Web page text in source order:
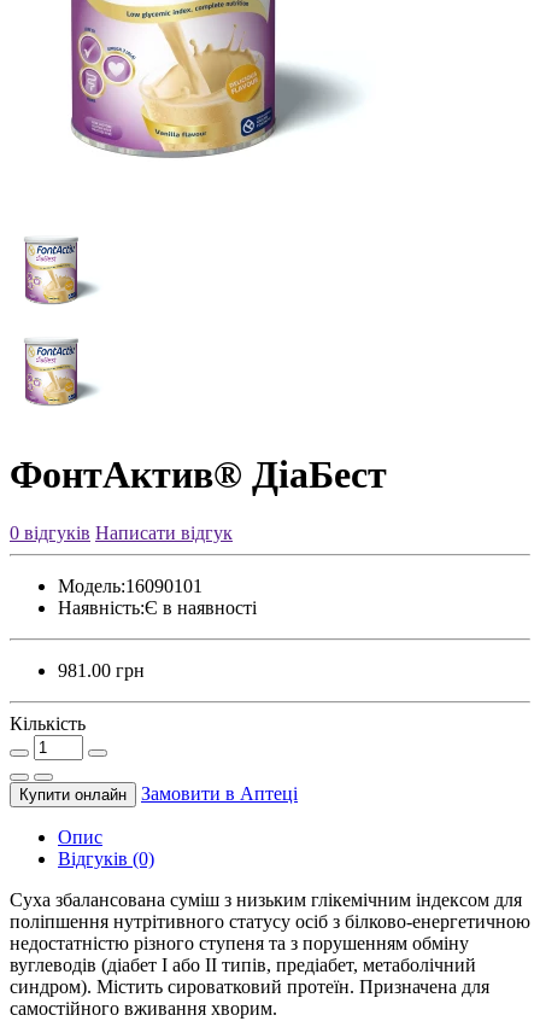
ФонтАктив® ДіаБест
0 відгуків Написати відгук
Модель:16090101
Наявність:Є в наявності
981.00 грн
Кількість
Купити онлайн Замовити в Аптецi
Опис
Відгуків (0)
Суха збалансована суміш з низьким глікемічним індексом для
поліпшення нутрітивного статусу осіб з білково-енергетичною
недостатністю різного ступеня та з порушенням обміну
вуглеводів (діабет I або II типів, предіабет, метаболічний
синдром). Містить сироватковий протеїн. Призначена для
самостійного вживання хворим.